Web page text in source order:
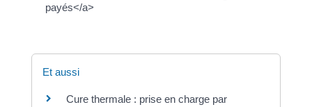
payés</a>
Et aussi
Cure thermale : prise en charge par